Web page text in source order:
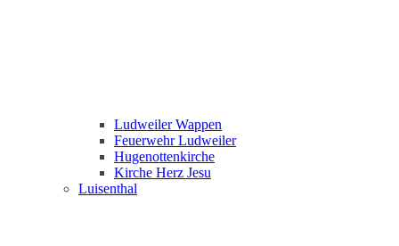
Ludweiler Wappen
Feuerwehr Ludweiler
Hugenottenkirche
Kirche Herz Jesu
Luisenthal